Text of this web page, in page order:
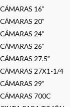
CÁMARAS 16”
CÁMARAS 20”
CÁMARAS 24”
CÁMARAS 26”
CÁMARAS 27.5”
CÁMARAS 27X1-1/4
CÁMARAS 29”
CÁMARAS 700C